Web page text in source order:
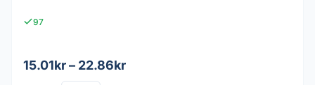
97
15.01kr – 22.86kr